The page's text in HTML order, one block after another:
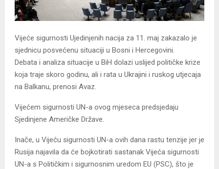
Vijeće sigurnosti Ujedinjenih nacija za 11. maj zakazalo je
sjednicu posvećenu situaciji u Bosni i Hercegovini.
Debata i analiza situacije u BiH dolazi uslijed političke krize
koja traje skoro godinu, ali i rata u Ukrajini i ruskog utjecaja
na Balkanu, prenosi Avaz.
Vijećem sigurnosti UN-a ovog mjeseca predsjedaju
Sjedinjene Američke Države.
Inače, u Vijeću sigurnosti UN-a ovih dana rastu tenzije jer je
Rusija najavila da će bojkotirati sastanak Vijeća sigurnosti
UN-a s Političkim i sigurnosnim uredom EU (PSC), što je